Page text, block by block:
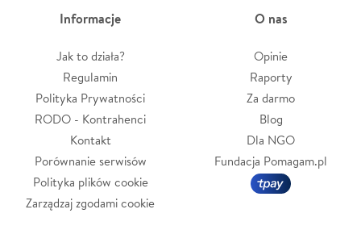
Informacje
Jak to działa?
Regulamin
Polityka Prywatności
RODO - Kontrahenci
Kontakt
Porównanie serwisów
Polityka plików cookie
Zarządzaj zgodami cookie
O nas
Opinie
Raporty
Za darmo
Blog
Dla NGO
Fundacja Pomagam.pl